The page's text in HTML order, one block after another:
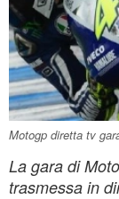
Motogp diretta tv
La gara di
trasmessa in